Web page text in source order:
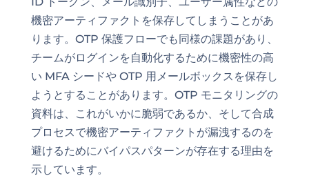
機密アーティファクトを保存してしまうことがあ
ります。OTP 保護フローでも同様の課題があり、
チームがログインを自動化するために機密性の高
い MFA シードや OTP 用メールボックスを保存し
ようとすることがあります。OTP モニタリングの
資料は、これがいかに脆弱であるか、そして合成
プロセスで機密アーティファクトが漏洩するのを
避けるためにバイパスパターンが存在する理由を
示しています。